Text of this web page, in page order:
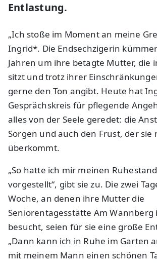
Entlastung.
„Ich stoße im Moment an meine
Ingrid*. Die Endsechzigerin
Jahren um ihre betagte Mutter, die
sitzt und trotz ihrer
gerne den Ton angibt. Heute hat
Gesprächskreis für pflegende
alles von der Seele geredet: die
Sorgen und auch den Frust, der sie
überkommt.
„So hatte ich mir meinen
vorgestellt“, gibt sie zu. Die zwei
Woche, an denen ihre Mutter die
Seniorentagesstätte Am Wannberg
besucht, seien für sie eine große
„Dann kann ich in Ruhe im Garten
mit meinem Mann einen schönen